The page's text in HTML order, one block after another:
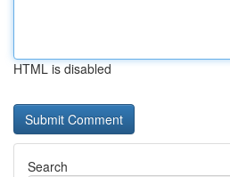
HTML is disabled
Search